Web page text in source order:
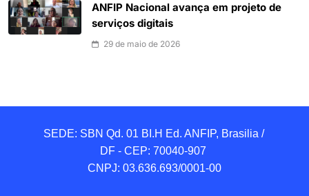
ANFIP Nacional avança em projeto de
serviços digitais
29 de maio de 2026
SEDE: SBN Qd. 01 BI.H Ed. ANFIP, Brasilia /
DF - CEP: 70040-907
CNPJ: 03.636.693/0001-00